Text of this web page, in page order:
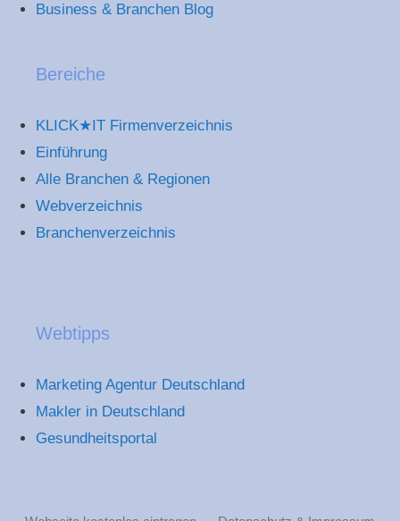
Business & Branchen Blog
Bereiche
KLICK★IT Firmenverzeichnis
Einführung
Alle Branchen & Regionen
Webverzeichnis
Branchenverzeichnis
Webtipps
Marketing Agentur Deutschland
Makler in Deutschland
Gesundheitsportal